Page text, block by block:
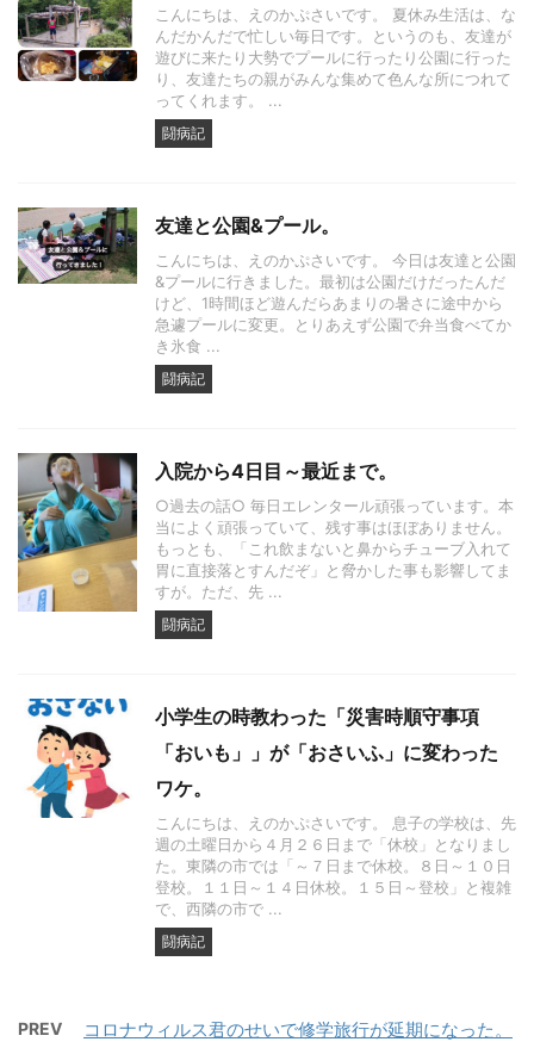
こんにちは、えのかぷさいです。 夏休み生活は、な
んだかんだで忙しい毎日です。というのも、友達が
遊びに来たり大勢でプールに行ったり公園に行った
り、友達たちの親がみんな集めて色んな所につれて
ってくれます。 ...
闘病記
友達と公園&プール。
こんにちは、えのかぷさいです。 今日は友達と公園
&プールに行きました。最初は公園だけだったんだ
けど、1時間ほど遊んだらあまりの暑さに途中から
急遽プールに変更。とりあえず公園で弁当食べてか
き氷食 ...
闘病記
入院から4日目～最近まで。
○過去の話○ 毎日エレンタール頑張っています。本
当によく頑張っていて、残す事はほぼありません。
もっとも、「これ飲まないと鼻からチューブ入れて
胃に直接落とすんだぞ」と脅かした事も影響してま
すが。ただ、先 ...
闘病記
小学生の時教わった「災害時順守事項
「おいも」」が「おさいふ」に変わった
ワケ。
こんにちは、えのかぷさいです。 息子の学校は、先
週の土曜日から４月２６日まで「休校」となりまし
た。東隣の市では「～７日まで休校。８日～１０日
登校。１１日～１４日休校。１５日～登校」と複雑
で、西隣の市で ...
闘病記
PREV コロナウィルス君のせいで修学旅行が延期になった。